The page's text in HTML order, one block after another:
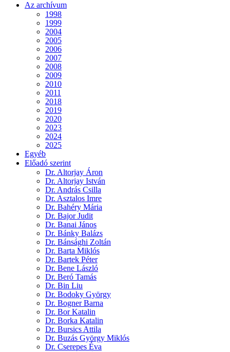
Az archívum
1998
1999
2004
2005
2006
2007
2008
2009
2010
2011
2018
2019
2020
2023
2024
2025
Egyéb
Előadó szerint
Dr. Altorjay Áron
Dr. Altorjay István
Dr. András Csilla
Dr. Asztalos Imre
Dr. Bahéry Mária
Dr. Bajor Judit
Dr. Banai János
Dr. Bánky Balázs
Dr. Bánsághi Zoltán
Dr. Barta Miklós
Dr. Bartek Péter
Dr. Bene László
Dr. Beró Tamás
Dr. Bin Liu
Dr. Bodoky György
Dr. Bogner Barna
Dr. Bor Katalin
Dr. Borka Katalin
Dr. Bursics Attila
Dr. Buzás György Miklós
Dr. Cserepes Éva